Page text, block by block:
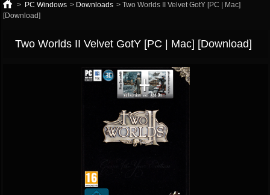
> PC Windows > Downloads > Two Worlds II Velvet GotY [PC | Mac]
[Download]
Two Worlds II Velvet GotY [PC | Mac] [Download]